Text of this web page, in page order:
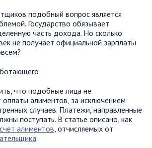
подобный вопрос является
Государство обязывает
часть дохода. Но сколько
не получает официальной зарплаты
что подобные лица не
алиментов, за исключением
случаев. Платежи, направленные
поступать. В статье описано, как
алиментов, отчисляемых от
.